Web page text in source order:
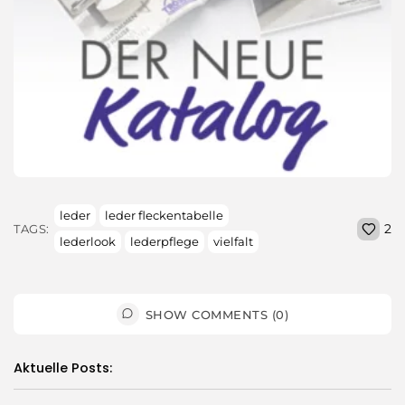
TAGS:
leder
leder fleckentabelle
lederlook
lederpflege vielfalt
2
SHOW COMMENTS (0)
Aktuelle Posts: